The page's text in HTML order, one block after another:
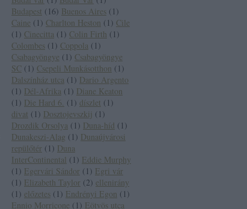
Budapest ( 16) Buenos Aires ( 1 )
Caine ( 1 ) Charlton Heston ( 1 ) Cile
( 1 ) Cinecitta ( 1 ) Colin Firth ( 1 )
Colombes ( 1 ) Coppola ( 1 )
Csabagyöngye ( 1 ) Csabagyöngye
SC ( 1 ) Csepeli Munkásotthon ( 1 )
Dalszínház utca ( 1 ) Dario Argento
( 1 ) Dél-Afrika ( 1 ) Diane Keaton
( 1 ) Die Hard 6. ( 1 ) díszlet ( 1 )
divat ( 1 ) Dosztojevszkij ( 1 )
Drozdik Orsolya ( 1 ) Duna-híd ( 1 )
Dunakeszi-Alag ( 1 ) Dunaújvárosi
repülőtér ( 1 ) Duna
InterContinental ( 1 ) Eddie Murphy
( 1 ) Egervári Sándor ( 1 ) Egri vár
( 1 ) Elizabeth Taylor (2) ellenirány
( 1 ) előzetes ( 1 ) Endrényi Egon ( 1 )
Ennio Morricone ( 1 ) Eötvös utca